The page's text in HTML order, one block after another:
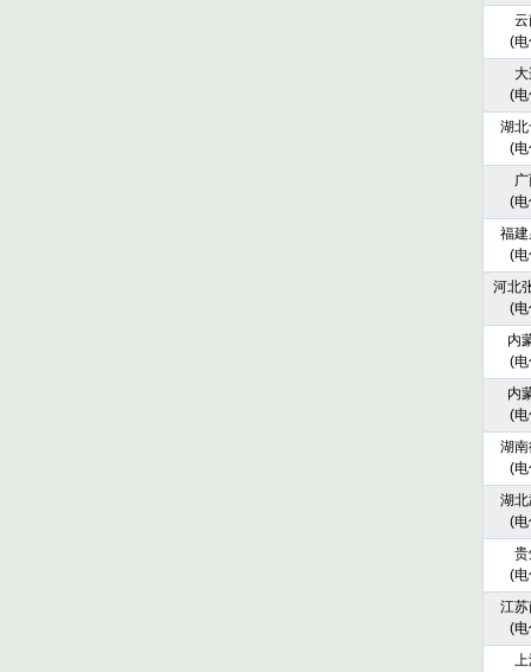
云
(电
大
(电
湖
(电
(电
福
(电
河北
(电
内
(电
内
(电
湖
(电
湖
(电
贵
(电
江
(电
上